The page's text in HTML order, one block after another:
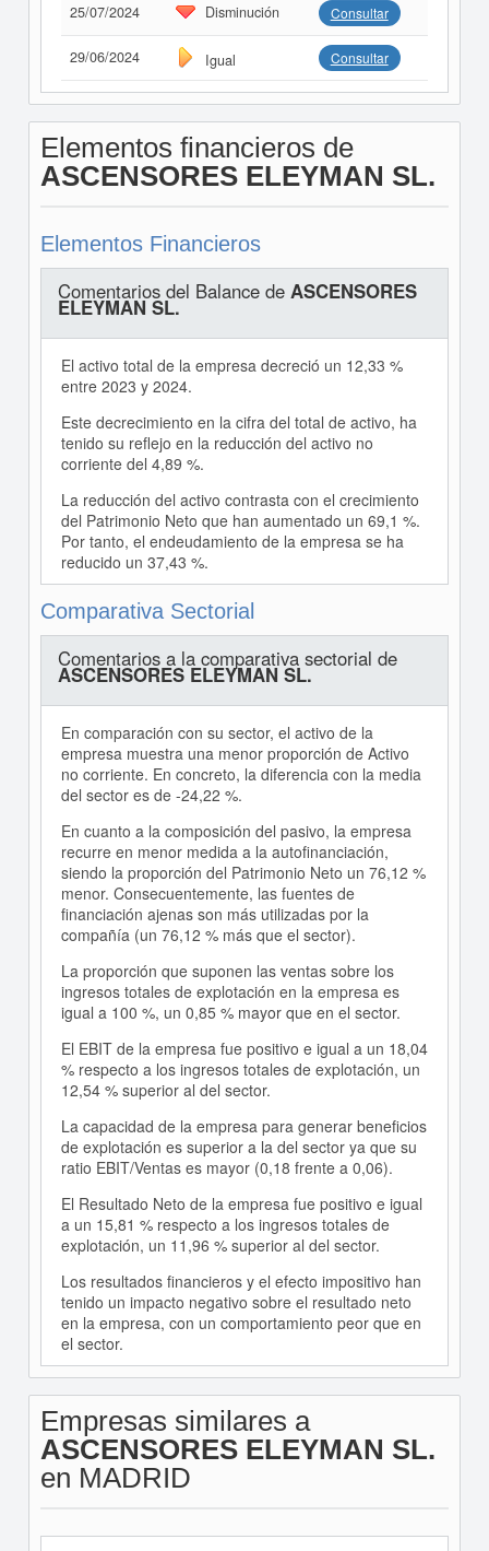
25/07/2024 Disminución Consultar
29/06/2024 Igual Consultar
Elementos financieros de
ASCENSORES ELEYMAN SL.
Elementos Financieros
Comentarios del Balance de ASCENSORES
ELEYMAN SL.
El activo total de la empresa decreció un 12,33 %
entre 2023 y 2024.
Este decrecimiento en la cifra del total de activo, ha
tenido su reflejo en la reducción del activo no
corriente del 4,89 %.
La reducción del activo contrasta con el crecimiento
del Patrimonio Neto que han aumentado un 69,1 %.
Por tanto, el endeudamiento de la empresa se ha
reducido un 37,43 %.
Comparativa Sectorial
Comentarios a la comparativa sectorial de
ASCENSORES ELEYMAN SL.
En comparación con su sector, el activo de la
empresa muestra una menor proporción de Activo
no corriente. En concreto, la diferencia con la media
del sector es de -24,22 %.
En cuanto a la composición del pasivo, la empresa
recurre en menor medida a la autofinanciación,
siendo la proporción del Patrimonio Neto un 76,12 %
menor. Consecuentemente, las fuentes de
financiación ajenas son más utilizadas por la
compañía (un 76,12 % más que el sector).
La proporción que suponen las ventas sobre los
ingresos totales de explotación en la empresa es
igual a 100 %, un 0,85 % mayor que en el sector.
El EBIT de la empresa fue positivo e igual a un 18,04
% respecto a los ingresos totales de explotación, un
12,54 % superior al del sector.
La capacidad de la empresa para generar beneficios
de explotación es superior a la del sector ya que su
ratio EBIT/Ventas es mayor (0,18 frente a 0,06).
El Resultado Neto de la empresa fue positivo e igual
a un 15,81 % respecto a los ingresos totales de
explotación, un 11,96 % superior al del sector.
Los resultados financieros y el efecto impositivo han
tenido un impacto negativo sobre el resultado neto
en la empresa, con un comportamiento peor que en
el sector.
Empresas similares a
ASCENSORES ELEYMAN SL.
en MADRID